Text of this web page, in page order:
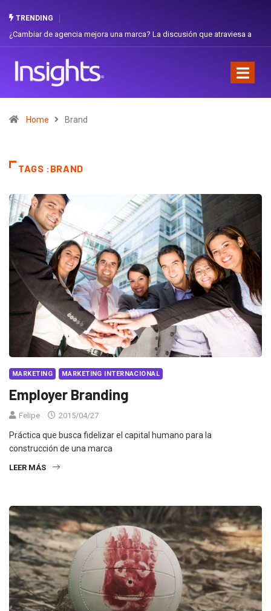
TRENDING
Gabriela Herrera y el arte de cambiarse el sombrero en Corporación
Home Brand
TAGS :BRAND
MARKETING MARKETING INTERNACIONAL
Employer Branding
Felipe 2015/04/27
Práctica que busca fidelizar el capital humano para la
construcción de una marca
LEER MÁS